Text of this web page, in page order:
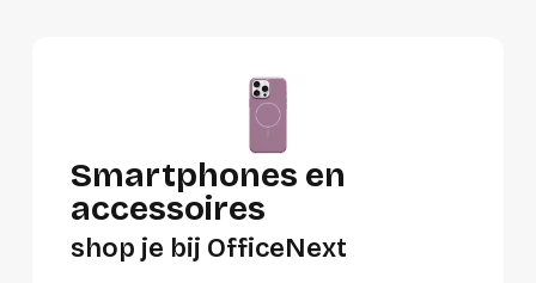
Smartphones en
accessoires
shop je bij OfficeNext